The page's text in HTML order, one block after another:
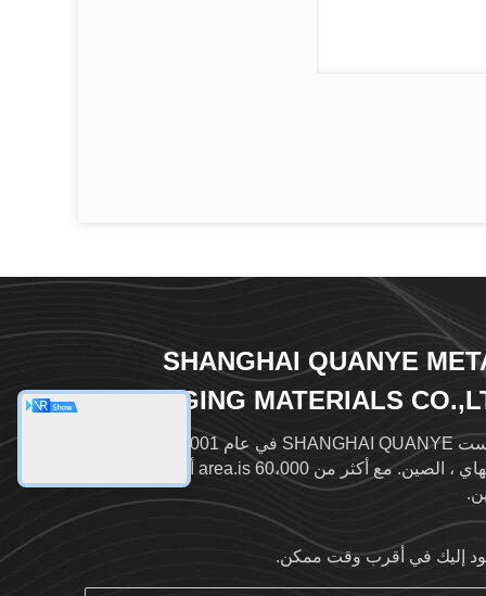
SHANGHAI QUANYE
PACKAGING MATERIALS
إليك في أقرب وقت ممكن.